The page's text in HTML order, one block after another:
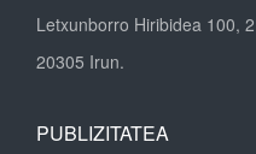
Letxunborro Hiribidea 100,
20305 Irun.
PUBLIZITATEA